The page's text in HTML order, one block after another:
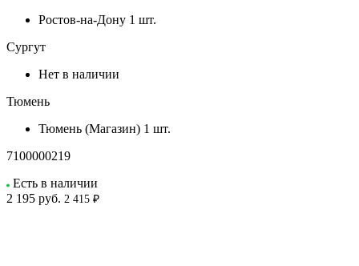
Ростов-на-Дону 1 шт.
Сургут
Нет в наличии
Тюмень
Тюмень (Магазин) 1 шт.
7100000219
Есть в наличии
2 195 руб. 2 415 ₽